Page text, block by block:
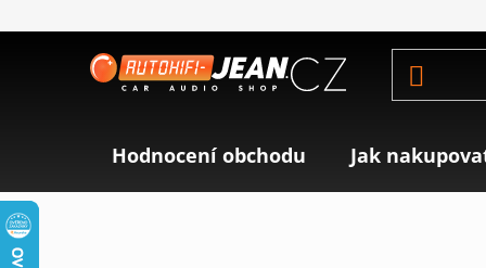
na
Hodnocení obchodu Jak